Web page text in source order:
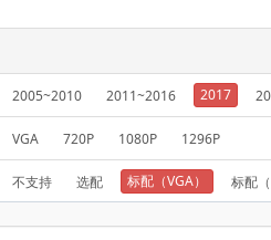
2005~2010 2011~2016 2017
VGA 720P 1080P 1296P
不支持 选配 标配（VGA） 标配